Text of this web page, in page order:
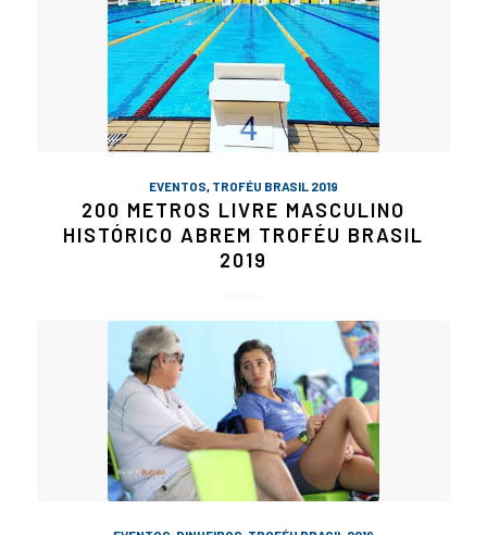
EVENTOS TROFÉU BRASIL 2019
200 METROS LIVRE MASCULINO
HISTÓRICO ABREM TROFÉU BRASIL
2019